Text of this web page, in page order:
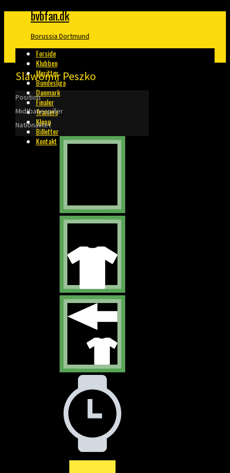
bvbfan.dk
Borussia Dortmund
Forside
Klubben
Meritter
Bundesliga
Danmark
Finaler
Trænere
Klopp
Billetter
Kontakt
Slawomir Peszko
Position
Midtbanespiller
Nationalitet